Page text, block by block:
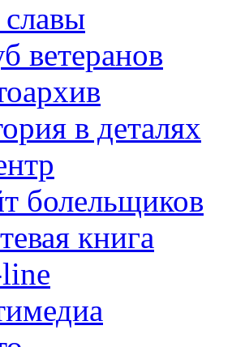
славы
ветеранов
в деталях
болельщиков
книга